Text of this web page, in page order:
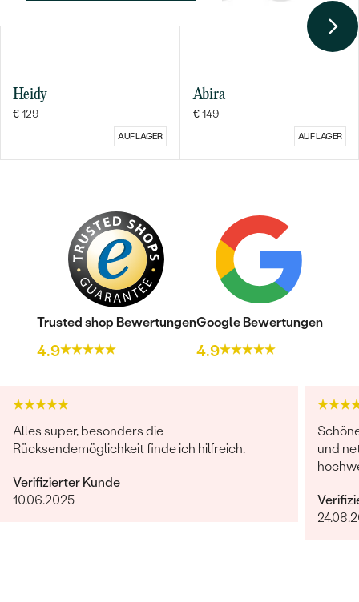
Heidy
€ 129
AUF LAGER
Abira
€ 149
AUF LAGER
Trusted shop Bewertungen
4.9
Google Bewertungen
4.9
Alles super, besonders die
Rücksendemöglichkeit finde ich hilfreich.
Verifizierter Kunde
10.06.2025
und